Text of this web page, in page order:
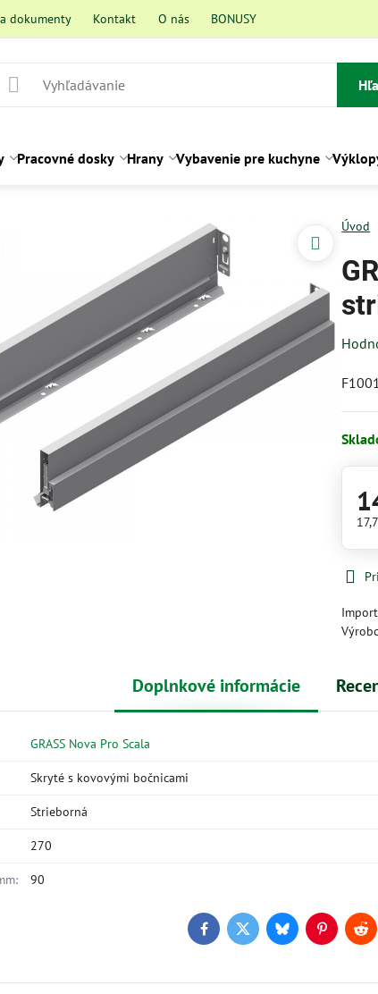
dokumenty Kontakt O nás BONUSY
Pracovné dosky Hrany Vybavenie pre kuchyne
Úvod
Doplnkové informácie
GRASS Nova Pro Scala
Skryté s kovovými bočnicami
Strieborná
270
90
FacebookTwitterBlueskyPinterest